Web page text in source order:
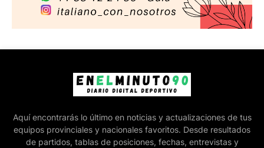
Aquí encontrarás lo último en noticias y actualizaciones de tus
equipos provinciales y nacionales favoritos. Desde resultados
de partidos, tablas de posiciones, fechas, entrevistas y